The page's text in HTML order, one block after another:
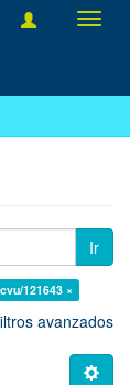
Ir
121643 ×
avanzados